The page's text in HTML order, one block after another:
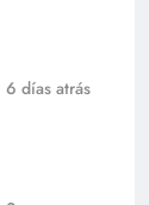
6 días atrás